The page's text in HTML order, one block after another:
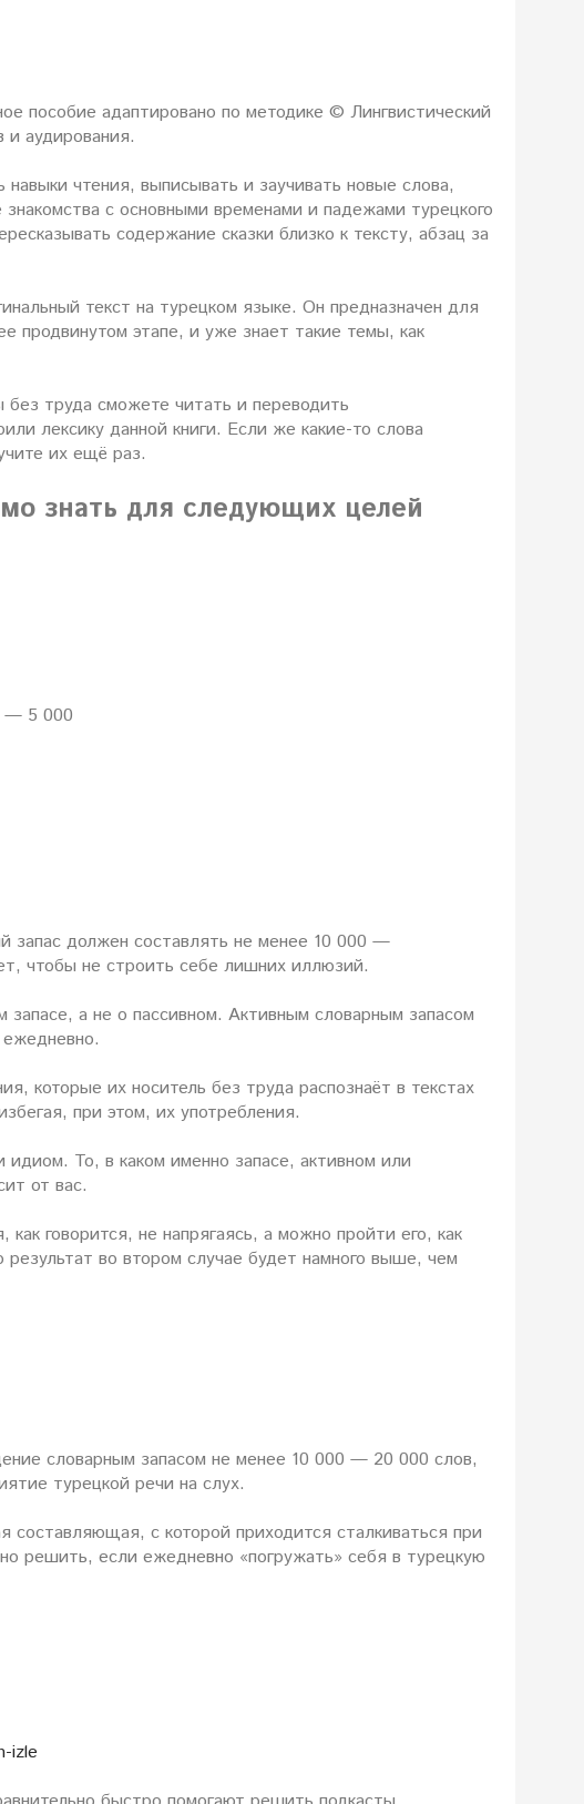
пособие адаптировано по методике © Лингвистический
и аудирования.
чтения, выписывать и заучивать новые слова,
с основными временами и падежами турецкого
содержание сказки близко к тексту, абзац за
текст на турецком языке. Он предназначен для
продвинутом этапе, и уже знает такие темы, как
без труда сможете читать и переводить
лексику данной книги. Если же какие-то слова
их ещё раз.
знать для следующих целей
— 5 000
запас должен составлять не менее 10 000 —
чтобы не строить себе лишних иллюзий.
а не о пассивном. Активным словарным запасом
которые их носитель без труда распознаёт в текстах
при этом, их употребления.
идиом. То, в каком именно запасе, активном или
от вас.
говорится, не напрягаясь, а можно пройти его, как
во втором случае будет намного выше, чем
словарным запасом не менее 10 000 — 20 000 слов,
турецкой речи на слух.
с которой приходится сталкиваться при
решить, если ежедневно «погружать» себя в турецкую
izle